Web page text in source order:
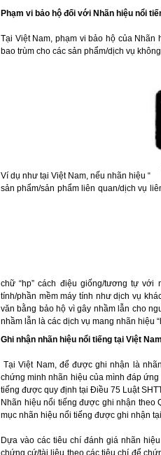
Phạm vi bảo hộ đối với Nhãn hiệu nổi
Tại Việt Nam, phạm vi bảo hộ của
bao trùm cho các sản phẩm/dịch vụ
Ví dụ như tại Việt Nam, nếu nhãn hiệu “
sản phẩm/sản phẩm liên quan/dịch vụ
chữ “hp” cách điệu giống/tương tự với
tính/phần mềm máy tính như dịch vụ
văn bằng bảo hộ vì gây nhầm lẫn cho
nhầm lẫn là các dịch vụ mang nhãn hiệu
Ghi nhận nhãn hiệu nổi tiếng tại Việt Nam
Tại Việt Nam, để được ghi nhận là
chứng minh nhãn hiệu của mình đáp
tiếng được quy định tại Điều 75 Luật
Nhãn hiệu nổi tiếng được ghi nhận theo
mục nhãn hiệu nổi tiếng được ghi nhận
Dựa vào các tiêu chí đánh giá nhãn
chứng cứ/tài liệu theo các tiêu chí để